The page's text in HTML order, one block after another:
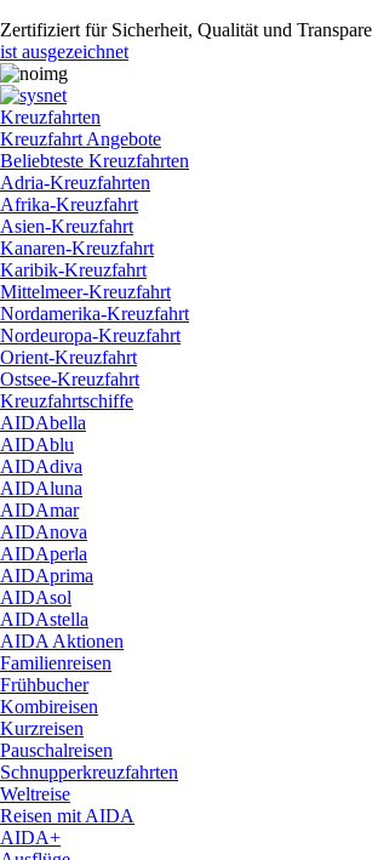
Zertifiziert für Sicherheit, Qualität und
ist ausgezeichnet
Kreuzfahrten
Kreuzfahrt Angebote
Beliebteste Kreuzfahrten
Adria-Kreuzfahrten
Afrika-Kreuzfahrt
Asien-Kreuzfahrt
Kanaren-Kreuzfahrt
Karibik-Kreuzfahrt
Mittelmeer-Kreuzfahrt
Nordamerika-Kreuzfahrt
Nordeuropa-Kreuzfahrt
Orient-Kreuzfahrt
Ostsee-Kreuzfahrt
Kreuzfahrtschiffe
AIDAbella
AIDAblu
AIDAdiva
AIDAluna
AIDAmar
AIDAnova
AIDAperla
AIDAprima
AIDAsol
AIDAstella
AIDA Aktionen
Familienreisen
Frühbucher
Kombireisen
Kurzreisen
Pauschalreisen
Schnupperkreuzfahrten
Weltreise
Reisen mit AIDA
AIDA+